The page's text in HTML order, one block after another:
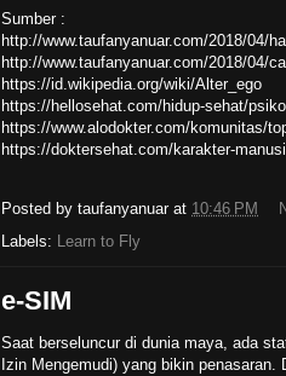
Sumber :
http://www.taufanyanuar.com/2018/04/
http://www.taufanyanuar.com/2018/04/
https://id.wikipedia.org/wiki/Alter_ego
https://hellosehat.com/hidup-sehat/
https://www.alodokter.com/komunitas/
https://doktersehat.com/karakter-
Posted by taufanyanuar at 10:46 PM
Labels: Learn to Fly
e-SIM
Saat berseluncur di dunia maya, ada
Izin Mengemudi) yang bikin